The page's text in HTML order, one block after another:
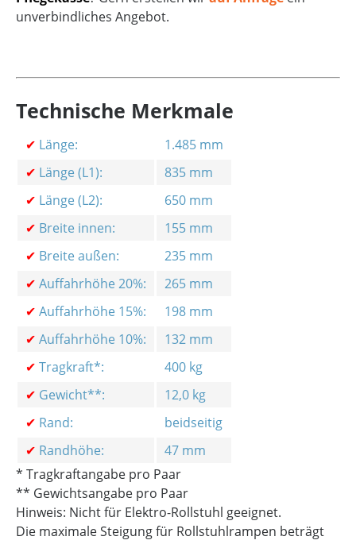
unverbindliches Angebot.
Technische Merkmale
✔ Länge:
1.485 mm
✔ Länge (L1):
835 mm
✔ Länge (L2):
650 mm
✔ Breite innen:
155 mm
✔ Breite außen:
235 mm
✔ Auffahrhöhe 20%:
265 mm
✔ Auffahrhöhe 15%:
198 mm
✔ Auffahrhöhe 10%:
132 mm
✔ Tragkraft*:
400 kg
✔ Gewicht**:
12,0 kg
✔ Rand:
beidseitig
✔ Randhöhe:
47 mm
* Tragkraftangabe pro Paar
** Gewichtsangabe pro Paar
Hinweis: Nicht für Elektro-Rollstuhl geeignet.
Die maximale Steigung für Rollstuhlrampen beträgt